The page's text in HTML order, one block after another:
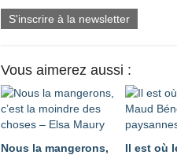
S'inscrire à la newsletter
Vous aimerez aussi :
Nous la mangerons,
Il est où